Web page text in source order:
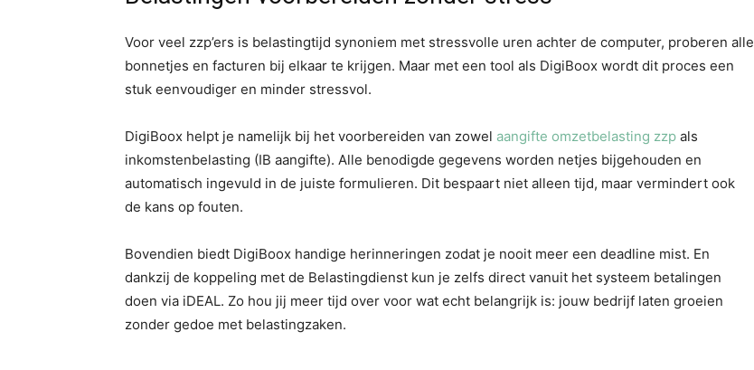
Voor veel zzp’ers is belastingtijd synoniem met stressvolle uren achter de computer, proberen alle
bonnetjes en facturen bij elkaar te krijgen. Maar met een tool als DigiBoox wordt dit proces een
stuk eenvoudiger en minder stressvol.
DigiBoox helpt je namelijk bij het voorbereiden van zowel aangifte omzetbelasting zzp als
inkomstenbelasting (IB aangifte). Alle benodigde gegevens worden netjes bijgehouden en
automatisch ingevuld in de juiste formulieren. Dit bespaart niet alleen tijd, maar vermindert ook
de kans op fouten.
Bovendien biedt DigiBoox handige herinneringen zodat je nooit meer een deadline mist. En
dankzij de koppeling met de Belastingdienst kun je zelfs direct vanuit het systeem betalingen
doen via iDEAL. Zo hou jij meer tijd over voor wat echt belangrijk is: jouw bedrijf laten groeien
zonder gedoe met belastingzaken.